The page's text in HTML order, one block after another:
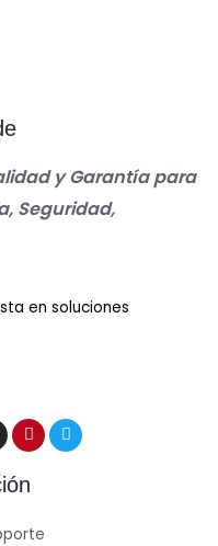
y Garantía para
Seguridad,